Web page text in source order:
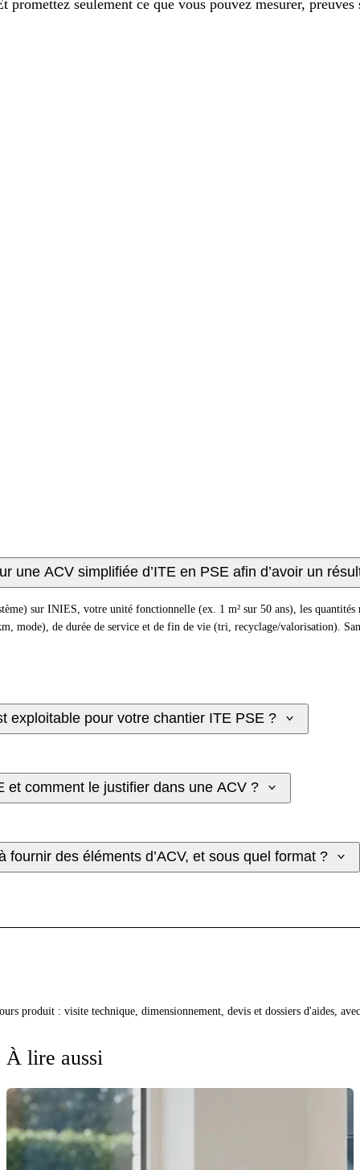
promettez seulement ce que vous pouvez mesurer, preuves
une ACV simplifiée d’ITE en PSE afin d’avoir un
sur INIES, votre unité fonctionnelle (ex. 1 m² sur 50 ans), les quantités
mode), de durée de service et de fin de vie (tri, recyclage/valorisation).
exploitable pour votre chantier ITE PSE ?
et comment le justifier dans une ACV ?
des éléments d’ACV, et sous quel format ?
produit : visite technique, dimensionnement, devis et dossiers d'aides,
À lire aussi